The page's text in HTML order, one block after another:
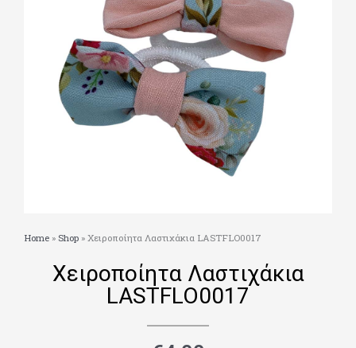
Home » Shop » Χειροποίητα Λαστιχάκια LASTFLO0017
Χειροποίητα Λαστιχάκια
LASTFLO0017